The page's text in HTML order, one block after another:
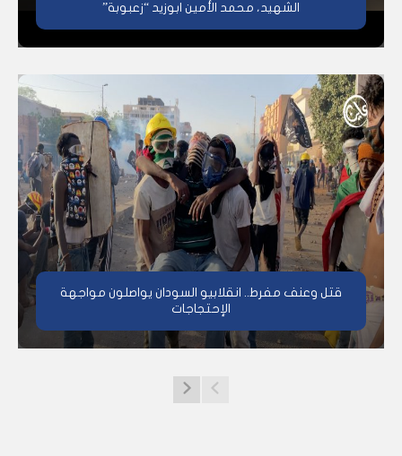
الشهيد، محمد الأمين ابوزيد “زعبوبة”
قتل وعنف مفرط.. انقلابيو السودان يواصلون مواجهة
الإحتجاجات